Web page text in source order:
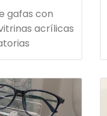
gafas con
acrílicas